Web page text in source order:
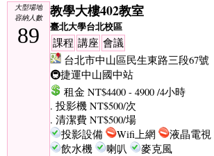
大型場地
容納人數
89
教學大樓402教室
臺北大學台北校區
課程 講座 會議
台北市中山區民生東路三段67號
🚇捷運中山國中站
租金 NT$4400 - 4900 /4小時
. 投影機 NT$500/次
. 清潔費 NT$500/場
投影設備
Wifi上網 液晶電視
飲水機
喇叭
麥克風